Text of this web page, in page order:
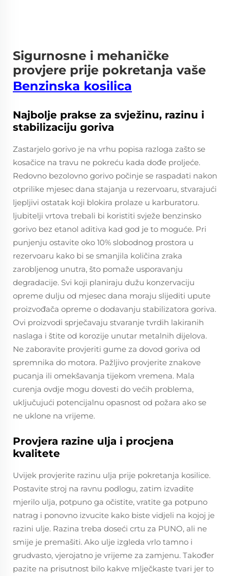
Sigurnosne i mehaničke
provjere prije pokretanja vaše
Benzinska kosilica
Najbolje prakse za svježinu, razinu i
stabilizaciju goriva
Zastarjelo gorivo je na vrhu popisa razloga zašto se
kosačice na travu ne pokreću kada dođe proljeće.
Redovno bezolovno gorivo počinje se raspadati nakon
otprilike mjesec dana stajanja u rezervoaru, stvarajući
ljepljivi ostatak koji blokira prolaze u karburatoru.
ljubitelji vrtova trebali bi koristiti svježe benzinsko
gorivo bez etanol aditiva kad god je to moguće. Pri
punjenju ostavite oko 10% slobodnog prostora u
rezervoaru kako bi se smanjila količina zraka
zarobljenog unutra, što pomaže usporavanju
degradacije. Svi koji planiraju dužu konzervaciju
opreme dulju od mjesec dana moraju slijediti upute
proizvođača opreme o dodavanju stabilizatora goriva.
Ovi proizvodi sprječavaju stvaranje tvrdih lakiranih
naslaga i štite od korozije unutar metalnih dijelova.
Ne zaboravite provjeriti gume za dovod goriva od
spremnika do motora. Pažljivo provjerite znakove
pucanja ili omekšavanja tijekom vremena. Mala
curenja ovdje mogu dovesti do većih problema,
uključujući potencijalnu opasnost od požara ako se
ne uklone na vrijeme.
Provjera razine ulja i procjena
kvalitete
Uvijek provjerite razinu ulja prije pokretanja kosilice.
Postavite stroj na ravnu podlogu, zatim izvadite
mjerilo ulja, potpuno ga očistite, vratite ga potpuno
natrag i ponovno izvucite kako biste vidjeli na kojoj je
razini ulje. Razina treba doseći crtu za PUNO, ali ne
smije je premašiti. Ako ulje izgleda vrlo tamno i
grudvasto, vjerojatno je vrijeme za zamjenu. Također
pazite na prisutnost bilo kakve mlječkaste tvari jer to